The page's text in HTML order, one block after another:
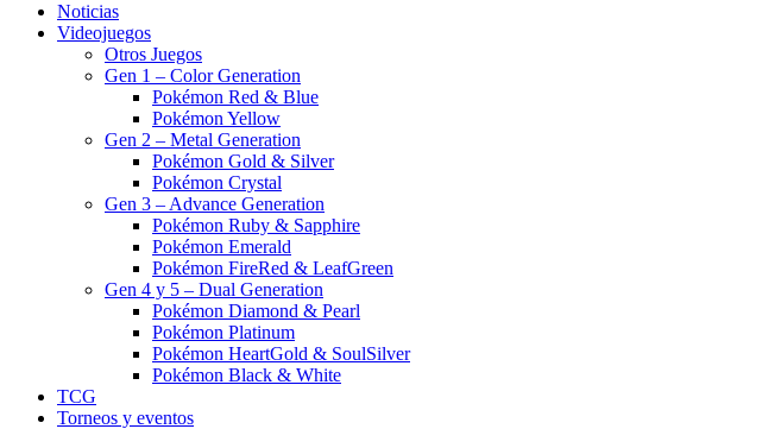
Noticias
Videojuegos
Otros Juegos
Gen 1 – Color Generation
Pokémon Red & Blue
Pokémon Yellow
Gen 2 – Metal Generation
Pokémon Gold & Silver
Pokémon Crystal
Gen 3 – Advance Generation
Pokémon Ruby & Sapphire
Pokémon Emerald
Pokémon FireRed & LeafGreen
Gen 4 y 5 – Dual Generation
Pokémon Diamond & Pearl
Pokémon Platinum
Pokémon HeartGold & SoulSilver
Pokémon Black & White
TCG
Torneos y eventos